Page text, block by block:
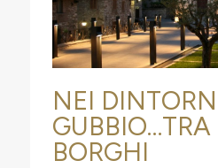
NEI
GUBBIO…TRA
BORGHI